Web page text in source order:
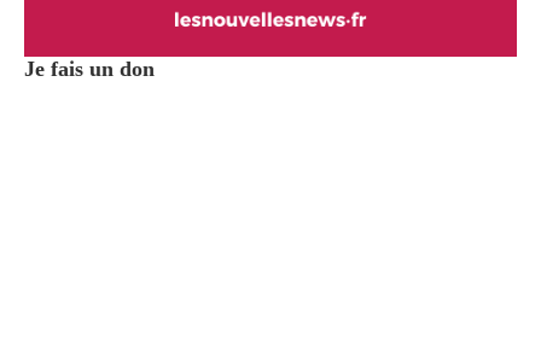
Je fais un don